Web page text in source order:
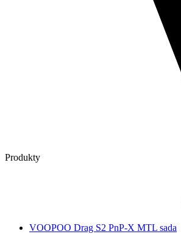
Produkty
VOOPOO Drag S2 PnP-X MTL sada